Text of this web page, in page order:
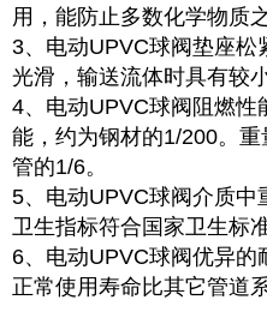
用，能防止多数化学物质
3、电动UPVC球阀垫座
光滑，输送流体时具有较
4、电动UPVC球阀阻燃性
能，约为钢材的1/200。
管的1/6。
5、电动UPVC球阀介质中
卫生指标符合国家卫生标
6、电动UPVC球阀优异
正常使用寿命比其它管道